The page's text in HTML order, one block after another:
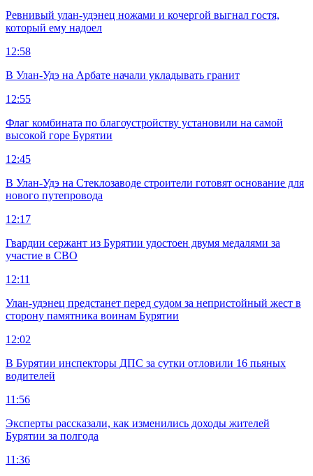
Ревнивый улан-удэнец ножами и кочергой выгнал гостя,
который ему надоел
12:58
В Улан-Удэ на Арбате начали укладывать гранит
12:55
Флаг комбината по благоустройству установили на самой
высокой горе Бурятии
12:45
В Улан-Удэ на Стеклозаводе строители готовят основание для
нового путепровода
12:17
Гвардии сержант из Бурятии удостоен двумя медалями за
участие в СВО
12:11
Улан-удэнец предстанет перед судом за непристойный жест в
сторону памятника воинам Бурятии
12:02
В Бурятии инспекторы ДПС за сутки отловили 16 пьяных
водителей
11:56
Эксперты рассказали, как изменились доходы жителей
Бурятии за полгода
11:36